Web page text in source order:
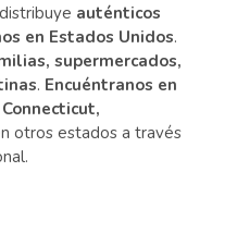
auténticos
en Estados Unidos.
supermercados,
. Encuéntranos en
otros estados a través